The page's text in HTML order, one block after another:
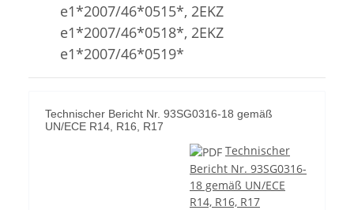
e1*2007/46*0515*, 2EKZ
e1*2007/46*0518*, 2EKZ
e1*2007/46*0519*
Technischer Bericht Nr. 93SG0316-18 gemäß
UN/ECE R14, R16, R17
Technischer
Bericht Nr. 93SG0316-
18 gemäß UN/ECE
R14, R16, R17